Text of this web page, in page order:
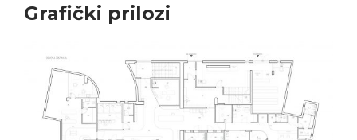
Grafički prilozi